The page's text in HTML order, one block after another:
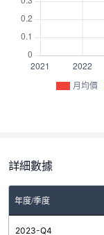
月均價
詳細數據
年度/季度
2023-Q4